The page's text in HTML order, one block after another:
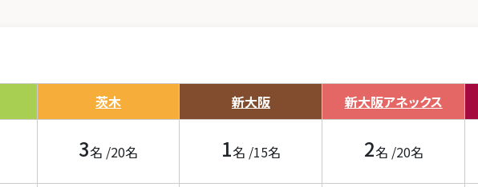
茨木
3名 /20名
新大阪
1名 /15名
新大阪アネックス
2名 /20名